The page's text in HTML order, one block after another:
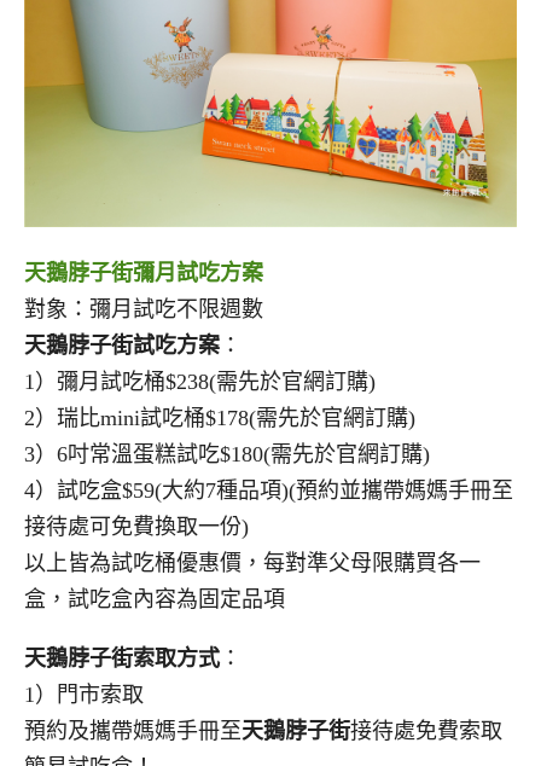
天鵝脖子街彌月試吃方案
對象：彌月試吃不限週數
天鵝脖子街試吃方案 ：
1）彌月試吃桶$238(需先於官網訂購)
2）瑞比mini試吃桶$178(需先於官網訂購)
3）6吋常溫蛋糕試吃$180(需先於官網訂購)
4）試吃盒$59(大約7種品項)(預約並攜帶媽媽手冊至
接待處可免費換取一份)
以上皆為試吃桶優惠價，每對準父母限購買各一
盒，試吃盒內容為固定品項
天鵝脖子街索取方式：
1）門市索取
預約及攜帶媽媽手冊至天鵝脖子街接待處免費索取